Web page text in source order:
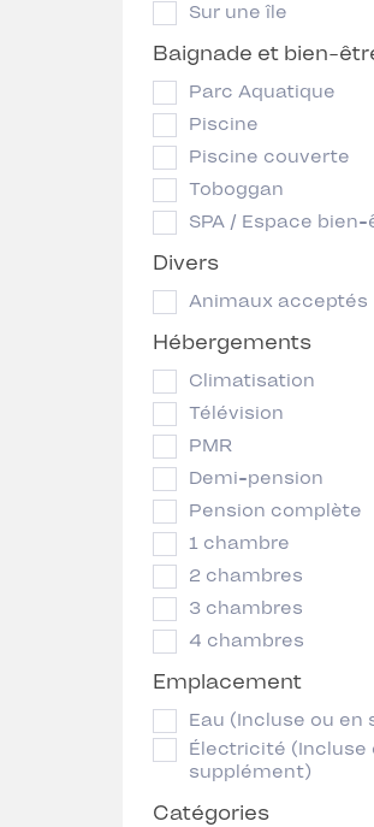
Sur une île
Baignade et bien-
Parc Aquatique
Piscine
Piscine couverte
Toboggan
SPA / Espace bien-
Divers
Animaux acceptés
Hébergements
Climatisation
Télévision
PMR
Demi-pension
Pension complète
1 chambre
2 chambres
3 chambres
4 chambres
Emplacement
Eau (Incluse ou en
Électricité (Incluse
supplément)
Catégories